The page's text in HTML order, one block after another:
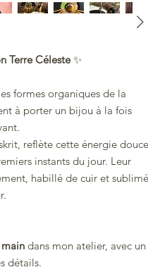
Terre Céleste✨
formes organiques de la
à porter un bijou à la fois
reflète cette énergie douce
instants du jour. Leur
habillé de cuir et sublimé
dans mon atelier, avec un
détails.